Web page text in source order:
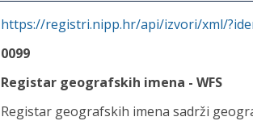
https://registri.nipp.hr/api/izvori/xml/
0099
Registar geografskih imena - WFS
Registar geografskih imena sadrži